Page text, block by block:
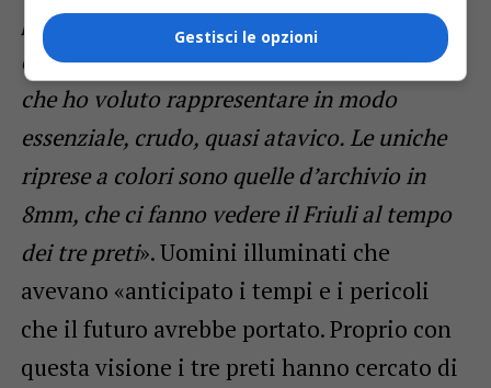
purtroppo da quello che avrebbero
desiderato i tre preti protagonisti. Un Friuli
che ho voluto rappresentare in modo
essenziale, crudo, quasi atavico. Le uniche
riprese a colori sono quelle d’archivio in
8mm, che ci fanno vedere il Friuli al tempo
dei tre preti». Uomini illuminati che
avevano «anticipato i tempi e i pericoli
che il futuro avrebbe portato. Proprio con
questa visione i tre preti hanno cercato di
Gestisci le opzioni